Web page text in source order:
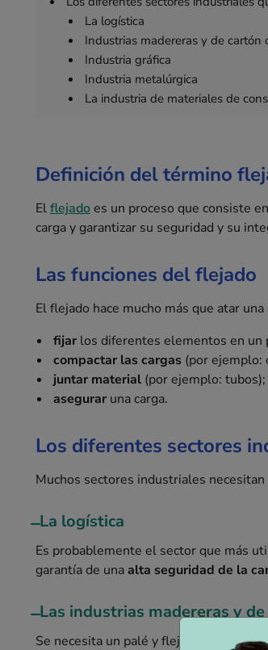
La logística
Industrias madereras y de cartón
Industria gráfica
Industria metalúrgica
La industria de materiales de
Definición del término
Elflejadoes un proceso que consiste en
carga y garantizar su seguridad y su
Las funciones del flejado
El flejado hace mucho más que atar
fijar los diferentes elementos en un
compactar las cargas (por ejemplo:
juntar material (por ejemplo: tubos);
asegurar una carga.
Los diferentes sectores
Muchos sectores industriales
̶ La logística
Es probablemente el sector que más
garantía de unaalta seguridad de la
Las industrias madereras y
Se necesita un palé y flejes para el